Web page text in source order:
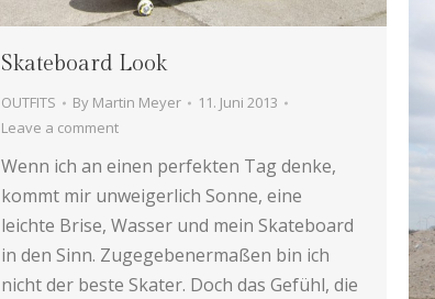
Skateboard Look
OUTFITS By Martin Meyer
11. Juni 2013
Leave a comment
Wenn ich an einen perfekten Tag denke,
kommt mir unweigerlich Sonne, eine
leichte Brise, Wasser und mein Skateboard
in den Sinn. Zugegebenermaßen bin ich
nicht der beste Skater. Doch das Gefühl, die